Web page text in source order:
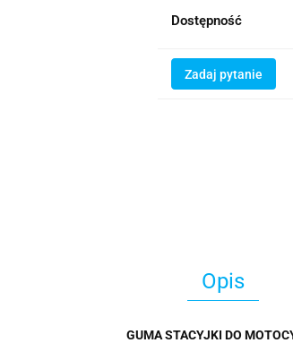
Dostępność
Zadaj pytanie
Opis
GUMA STACYJKI DO